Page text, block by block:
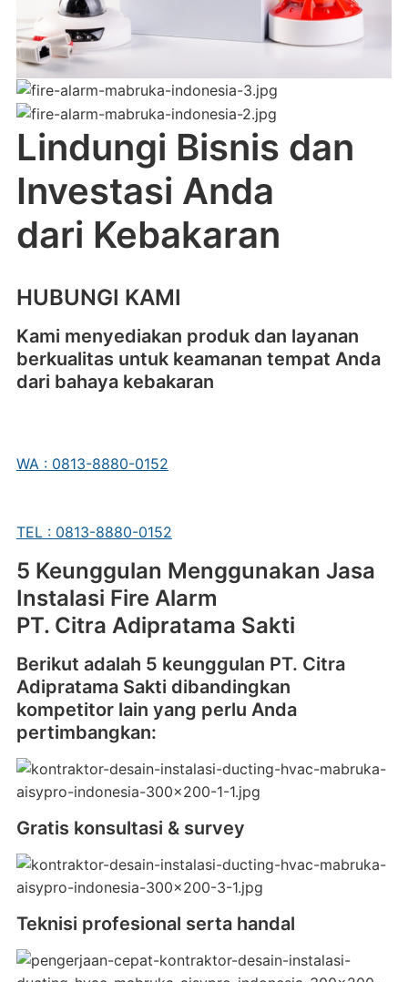
Lindungi Bisnis dan
Investasi Anda
dari Kebakaran
HUBUNGI KAMI
Kami menyediakan produk dan layanan
berkualitas untuk keamanan tempat Anda
dari bahaya kebakaran
WA : 0813-8880-0152
TEL : 0813-8880-0152
5 Keunggulan Menggunakan Jasa
Instalasi Fire Alarm
PT. Citra Adipratama Sakti
Berikut adalah 5 keunggulan PT. Citra
Adipratama Sakti dibandingkan
kompetitor lain yang perlu Anda
pertimbangkan:
Gratis konsultasi & survey
Teknisi profesional serta handal